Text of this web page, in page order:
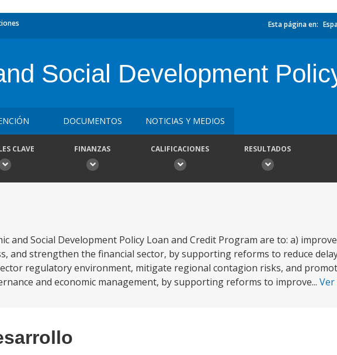
Esta página en:
Social Development
DOCUMENTOS NOTICIAS Y MEDIOS
CLAVE FINANZAS CALIFICACIONES RESULTADOS
and Social Development Policy Loan and Credit Program are to: a)
and strengthen the financial sector, by supporting reforms to reduce
regulatory environment, mitigate regional contagion risks, and
and economic management, by supporting reforms to improve... Ver